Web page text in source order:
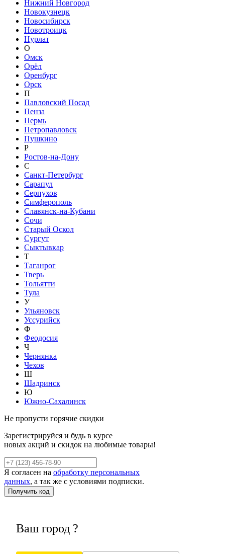
Нижний Новгород
Новокузнецк
Новосибирск
Новотроицк
Нурлат
О
Омск
Орёл
Оренбург
Орск
П
Павловский Посад
Пенза
Пермь
Петропавловск
Пушкино
Р
Ростов-на-Дону
С
Санкт-Петербург
Сарапул
Серпухов
Симферополь
Славянск-на-Кубани
Сочи
Старый Оскол
Сургут
Сыктывкар
Т
Таганрог
Тверь
Тольятти
Тула
У
Ульяновск
Уссурийск
Ф
Феодосия
Ч
Чернянка
Чехов
Ш
Шадринск
Ю
Южно-Сахалинск
Не пропусти горячие скидки
Зарегистрируйся и будь в курсе
новых акций и скидок на любимые товары!
Я согласен на обработку персональных
данных, а так же с условиями подписки.
Ваш город ?